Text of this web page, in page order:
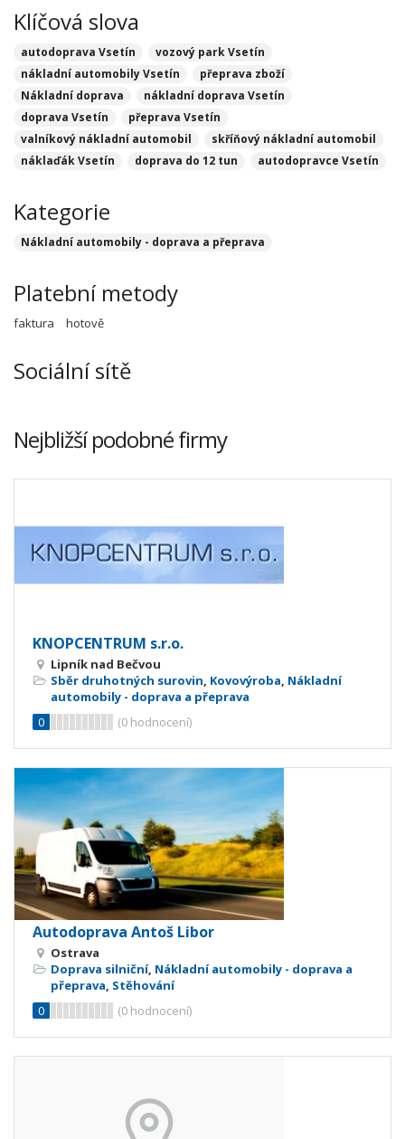
Klíčová slova
autodoprava Vsetín
vozový park Vsetín
nákladní automobily Vsetín
přeprava zboží
Nákladní doprava
nákladní doprava Vsetín
doprava Vsetín
přeprava Vsetín
valníkový nákladní automobil
skříňový nákladní automobil
náklaďák Vsetín
doprava do 12 tun autodopravce Vsetín
Kategorie
Nákladní automobily - doprava a přeprava
Platební metody
faktura hotově
Sociální sítě
Nejbližší podobné firmy
KNOPCENTRUM s.r.o.
Lipník nad Bečvou
Sběr druhotných surovin, Kovovýroba, Nákladní
automobily - doprava a přeprava
0
(0 hodnocení)
Autodoprava Antoš Libor
Ostrava
Doprava silniční, Nákladní automobily - doprava a
přeprava, Stěhování
0
(0 hodnocení)